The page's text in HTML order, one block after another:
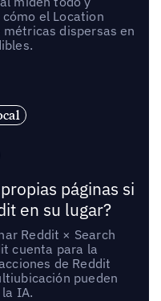
el Location
dispersas en
páginas si
en su lugar?
Reddit × Search
cuenta para la
de Reddit
pueden
IA.